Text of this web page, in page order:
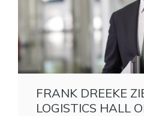
FRANK DREEKE
LOGISTICS HALL